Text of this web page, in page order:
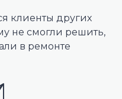
клиенты других
не смогли решить,
в ремонте